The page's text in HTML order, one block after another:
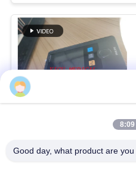
PRIVACY
POLICY
8:09
Good day, what product are